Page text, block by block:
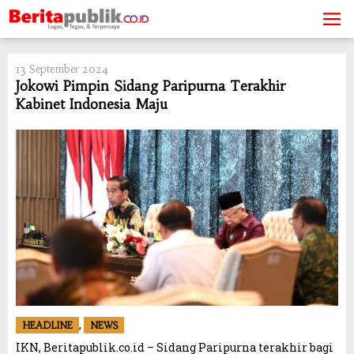
Skip
to
content
13 September 2024
Jokowi Pimpin Sidang Paripurna Terakhir
Kabinet Indonesia Maju
HEADLINE , NEWS
IKN, Beritapublik.co.id – Sidang Paripurna terakhir bagi